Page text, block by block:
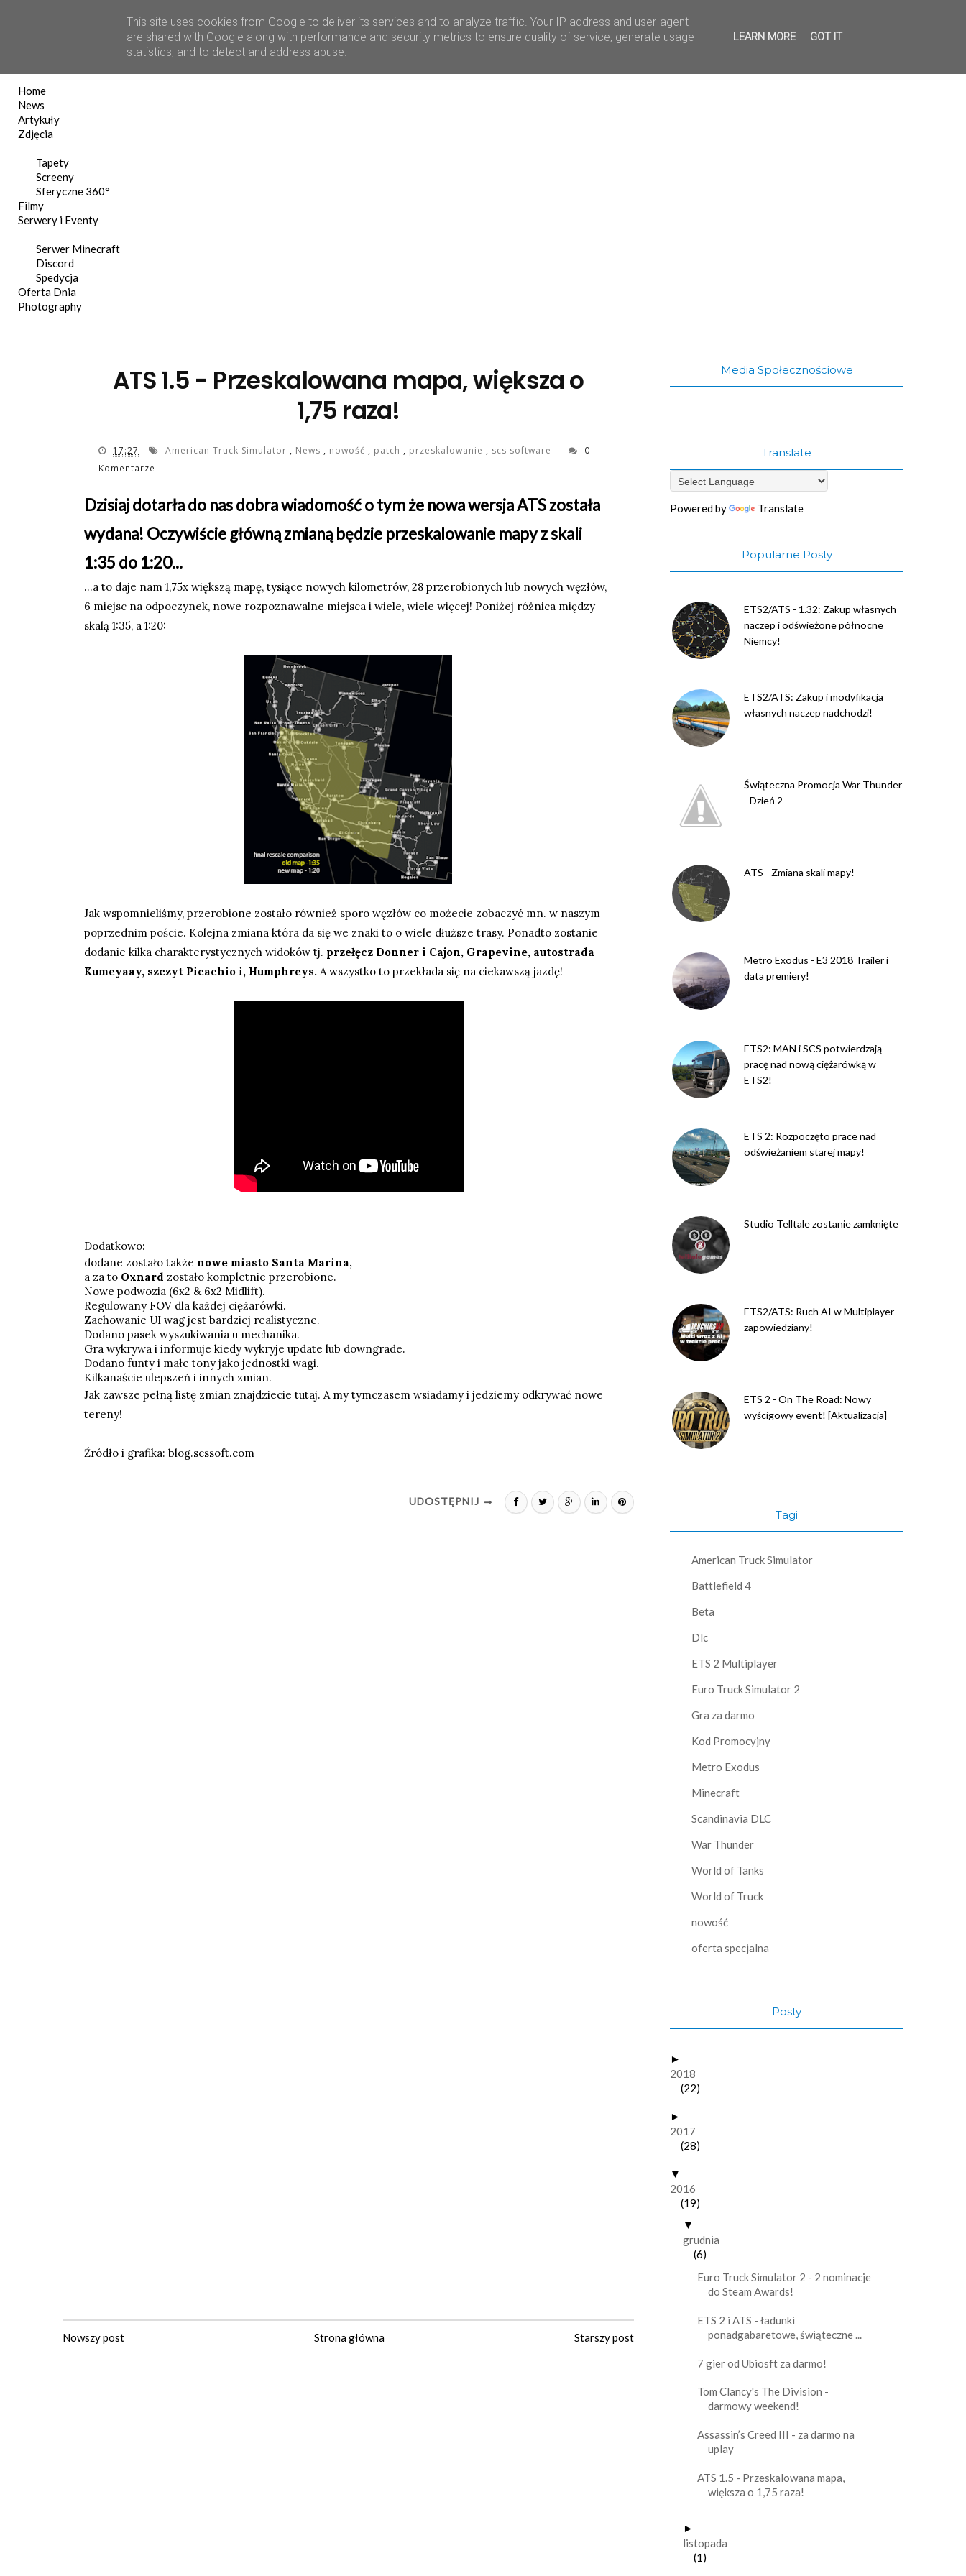
Home
News
Artykuły
Zdjęcia
Tapety
Screeny
Sferyczne 360°
Filmy
Serwery i Eventy
Serwer Minecraft
Discord
Spedycja
Oferta Dnia
Photography
ATS 1.5 - Przeskalowana mapa, większa o
1,75 raza!
17:27 American Truck Simulator , News , nowość , patch , przeskalowanie , scs software
0
Komentarze
Dzisiaj dotarła do nas dobra wiadomość o tym że nowa wersja ATS została
wydana! Oczywiście główną zmianą będzie przeskalowanie mapy z skali
1:35 do 1:20...
...a to daje nam 1,75x większą mapę, tysiące nowych kilometrów, 28 przerobionych lub nowych węzłów,
6 miejsc na odpoczynek, nowe rozpoznawalne miejsca i wiele, wiele więcej! Poniżej różnica między
skalą 1:35, a 1:20:
Jak wspomnieliśmy, przerobione zostało również sporo węzłów co możecie zobaczyć mn. w naszym
poprzednim poście. Kolejna zmiana która da się we znaki to o wiele dłuższe trasy. Ponadto zostanie
dodanie kilka charakterystycznych widoków tj. przełęcz Donner i Cajon, Grapevine, autostrada
Kumeyaay, szczyt Picachio i, Humphreys. A wszystko to przekłada się na ciekawszą jazdę!
Dodatkowo:
dodane zostało także nowe miasto Santa Marina,
a za to Oxnard zostało kompletnie przerobione.
Nowe podwozia (6x2 & 6x2 Midlift).
Regulowany FOV dla każdej ciężarówki.
Zachowanie UI wag jest bardziej realistyczne.
Dodano pasek wyszukiwania u mechanika.
Gra wykrywa i informuje kiedy wykryje update lub downgrade.
Dodano funty i małe tony jako jednostki wagi.
Kilkanaście ulepszeń i innych zmian.
Jak zawsze pełną listę zmian znajdziecie tutaj. A my tymczasem wsiadamy i jedziemy odkrywać nowe
tereny!
Źródło i grafika: blog.scssoft.com
UDOSTĘPNIJ
Nowszy post Strona główna Starszy post
Media Społecznościowe
Translate
Powered by Translate
Popularne Posty
ETS2/ATS - 1.32: Zakup własnych
naczep i odświeżone północne
Niemcy!
ETS2/ATS: Zakup i modyfikacja
własnych naczep nadchodzi!
Świąteczna Promocja War Thunder
- Dzień 2
ATS - Zmiana skali mapy!
Metro Exodus - E3 2018 Trailer i
data premiery!
ETS2: MAN i SCS potwierdzają
pracę nad nową ciężarówką w
ETS2!
ETS 2: Rozpoczęto prace nad
odświeżaniem starej mapy!
Studio Telltale zostanie zamknięte
ETS2/ATS: Ruch AI w Multiplayer
zapowiedziany!
ETS 2 - On The Road: Nowy
wyścigowy event! [Aktualizacja]
Tagi
American Truck Simulator
Battlefield 4
Beta
Dlc
ETS 2 Multiplayer
Euro Truck Simulator 2
Gra za darmo
Kod Promocyjny
Metro Exodus
Minecraft
Scandinavia DLC
War Thunder
World of Tanks
World of Truck
nowość
oferta specjalna
Posty
►
2018
(22)
►
2017
(28)
▼
2016
(19)
▼
grudnia
(6)
Euro Truck Simulator 2 - 2 nominacje
do Steam Awards!
ETS 2 i ATS - ładunki
ponadgabaretowe, świąteczne ...
7 gier od Ubiosft za darmo!
Tom Clancy's The Division -
darmowy weekend!
Assassin’s Creed III - za darmo na
uplay
ATS 1.5 - Przeskalowana mapa,
większa o 1,75 raza!
►
listopada
(1)
This site uses cookies from Google to deliver its services and to analyze traffic. Your IP address and user-agent
are shared with Google along with performance and security metrics to ensure quality of service, generate usage
statistics, and to detect and address abuse.
LEARN MORE GOT IT